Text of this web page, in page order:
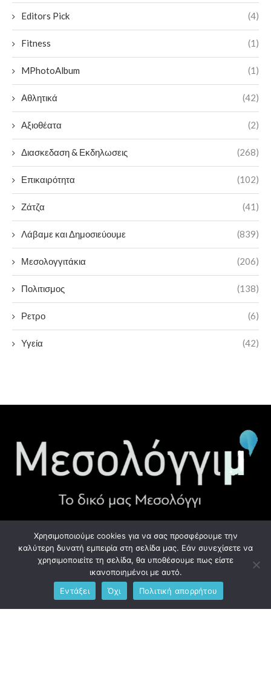
Editors Pick (4)
Fitness (1)
MPhotoAlbum (1)
Αθλητικά (42)
Αξιοθέατα (2)
Διασκεδαση & Εκδηλωσεις (268)
Επικαιρότητα (102)
Ζάτζα (41)
Λάβαμε και Δημοσιεύουμε (839)
Μεσολογγιτάκια (206)
Πολιτισμος (138)
Ρετρο (6)
Υγεία (42)
ΧΡΉΣΙΜΑ LINK
Προσωπικά Δεδομένα - GDPR
Ανδρέου Λόντου 1, Μεσολόγγι 302 00
Χρησιμοποιούμε cookies για να σας προσφέρουμε την
καλύτερη δυνατή εμπειρία στη σελίδα μας. Εάν συνεχίσετε να
χρησιμοποιείτε τη σελίδα, θα υποθέσουμε πως είστε
ικανοποιημένοι με αυτό.
Εντάξει
Όχι Πολιτική απορρήτου